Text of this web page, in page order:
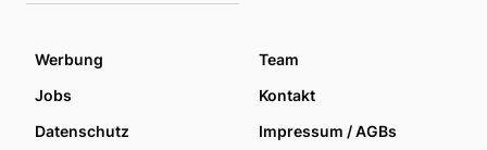
Werbung
Team
Jobs
Kontakt
Datenschutz
Impressum / AGBs